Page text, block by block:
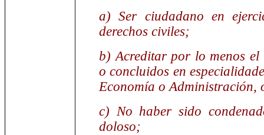
a) Ser ciudadano en
derechos civiles;
b) Acreditar por lo menos el
o concluidos en
Economía o Administración,
c) No haber sido
doloso;